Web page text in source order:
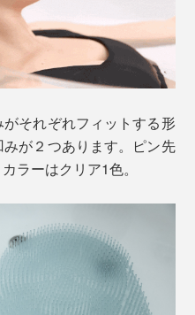
がそれぞれフィットする形
が２つあります。ピン先
ラーはクリア1色。